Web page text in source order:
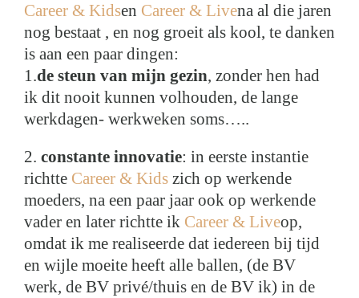
Career & Kidsen Career & Livena al die jaren
nog bestaat , en nog groeit als kool, te danken
is aan een paar dingen:
1.de steun van mijn gezin, zonder hen had
ik dit nooit kunnen volhouden, de lange
werkdagen- werkweken soms…..
2. constante innovatie: in eerste instantie
richtte Career & Kidszich op werkende
moeders, na een paar jaar ook op werkende
vader en later richtte ik Career & Liveop,
omdat ik me realiseerde dat iedereen bij tijd
en wijle moeite heeft alle ballen, (de BV
werk, de BV privé/thuis en de BV ik) in de